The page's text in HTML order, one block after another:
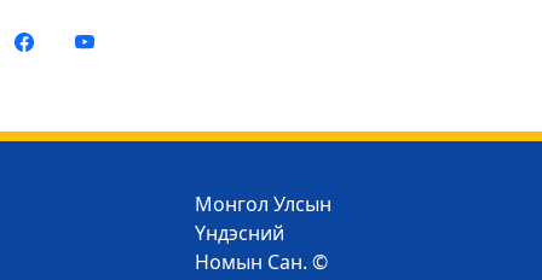
Монгол Улсын
Үндэсний
Номын Сан. ©